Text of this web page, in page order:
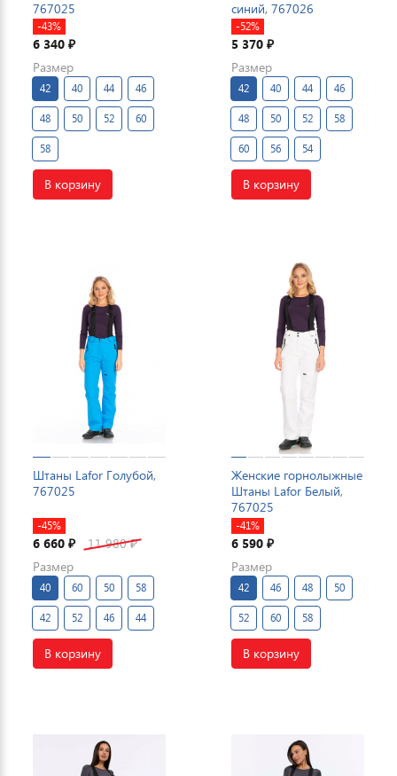
767025
-43%
6 340 ₽
Размер
42 40 44 46
48 50 52 60
58
В корзину
синий, 767026
-52%
5 370 ₽
Размер
42 40 44 46
48 50 52 58
60 56 54
В корзину
Штаны Lafor Голубой,
767025
-45%
6 660 ₽ 11 980₽
Размер
40 60 50 58
42 52 46 44
В корзину
Женские горнолыжные
Штаны Lafor Белый,
767025
-41%
6 590 ₽
Размер
42 46 48 50
52 60 58
В корзину